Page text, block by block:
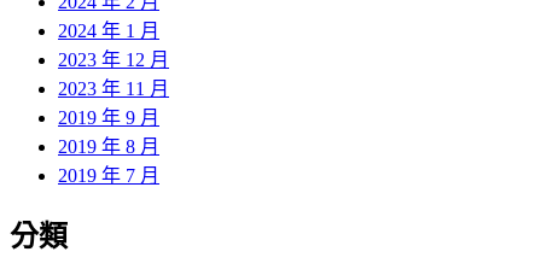
2024 年 1 月
2023 年 12 月
2023 年 11 月
2019 年 9 月
2019 年 8 月
2019 年 7 月
分類